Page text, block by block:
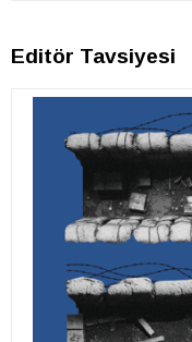
Editör Tavsiyesi